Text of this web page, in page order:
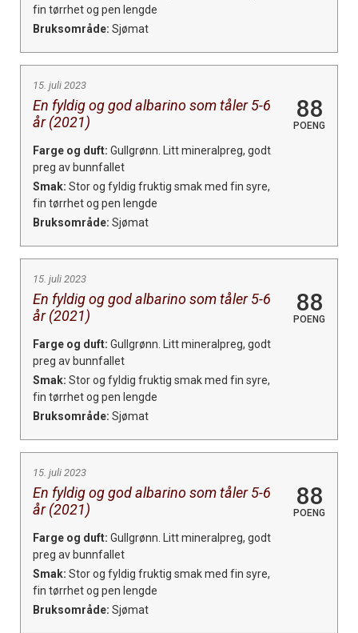
fin tørrhet og pen lengde
Bruksområde: Sjømat
15. juli 2023
En fyldig og god albarino som tåler 5-6
år (2021)
88
POENG
Farge og duft: Gullgrønn. Litt mineralpreg, godt
preg av bunnfallet
Smak: Stor og fyldig fruktig smak med fin syre,
fin tørrhet og pen lengde
Bruksområde: Sjømat
15. juli 2023
En fyldig og god albarino som tåler 5-6
år (2021)
88
POENG
Farge og duft: Gullgrønn. Litt mineralpreg, godt
preg av bunnfallet
Smak: Stor og fyldig fruktig smak med fin syre,
fin tørrhet og pen lengde
Bruksområde: Sjømat
15. juli 2023
En fyldig og god albarino som tåler 5-6
år (2021)
88
POENG
Farge og duft: Gullgrønn. Litt mineralpreg, godt
preg av bunnfallet
Smak: Stor og fyldig fruktig smak med fin syre,
fin tørrhet og pen lengde
Bruksområde: Sjømat